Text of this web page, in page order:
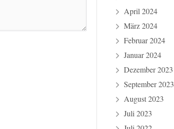
April 2024
März 2024
Februar 2024
Januar 2024
Dezember 2023
September 2023
August 2023
Juli 2023